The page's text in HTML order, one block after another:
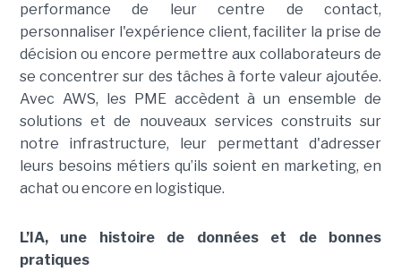
performance de leur centre de contact,
personnaliser l'expérience client, faciliter la prise de
décision ou encore permettre aux collaborateurs de
se concentrer sur des tâches à forte valeur ajoutée.
Avec AWS, les PME accèdent à un ensemble de
solutions et de nouveaux services construits sur
notre infrastructure, leur permettant d'adresser
leurs besoins métiers qu’ils soient en marketing, en
achat ou encore en logistique.
L’IA, une histoire de données et de bonnes
pratiques